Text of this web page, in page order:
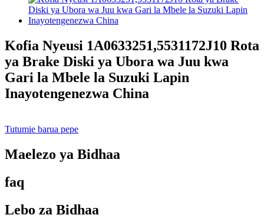
Kofia Nyeusi 1A0633251,5531172J10 Rota
ya Brake Diski ya Ubora wa Juu kwa
Gari la Mbele la Suzuki Lapin
Inayotengenezwa China
Tutumie barua pepe
Maelezo ya Bidhaa
faq
Lebo za Bidhaa